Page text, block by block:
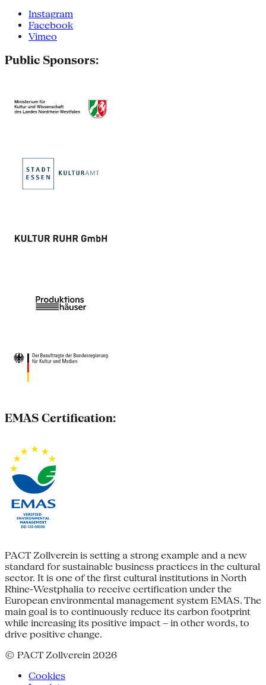
Instagram
Facebook
Vimeo
Public Sponsors:
EMAS Certification:
PACT Zollverein is setting a strong example and a new
standard for sustainable business practices in the cultural
sector. It is one of the first cultural institutions in North
Rhine-Westphalia to receive certification under the
European environmental management system EMAS. The
main goal is to continuously reduce its carbon footprint
while increasing its positive impact – in other words, to
drive positive change.
© PACT Zollverein 2026
Cookies